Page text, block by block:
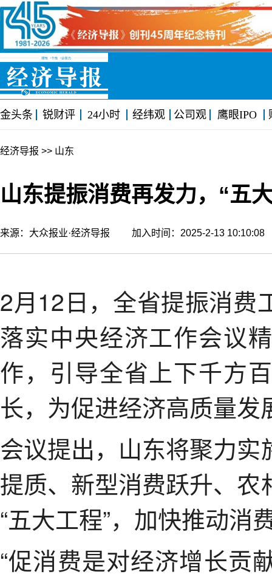
金头条 锐财评 24小时 经纬观 公司观 鹰眼IPO
经济导报 >> 山东
山东提振消费再发力，“五
来源：大众报业·经济导报 加入时间：2025-2-13
2月12日，全省提振消费
落实中央经济工作会议
作，引导全省上下千方
长，为促进经济高质量发
会议提出，山东将聚力
提质、新型消费跃升、
“五大工程”，加快推动消
“促消费是对经济增长贡